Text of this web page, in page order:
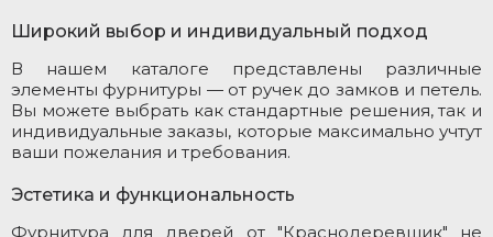
Широкий выбор и индивидуальный подход
В нашем каталоге представлены различные
элементы фурнитуры — от ручек до замков и петель.
Вы можете выбрать как стандартные решения, так и
индивидуальные заказы, которые максимально учтут
ваши пожелания и требования.
Эстетика и функциональность
Фурнитура для дверей от "Краснодеревщик" не